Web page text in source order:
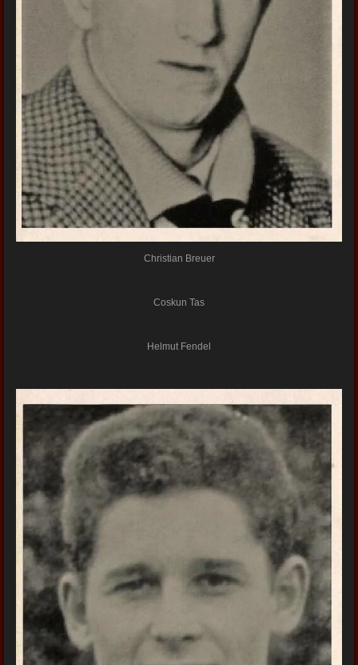
Christian Breuer
Coskun Tas
Helmut Fendel